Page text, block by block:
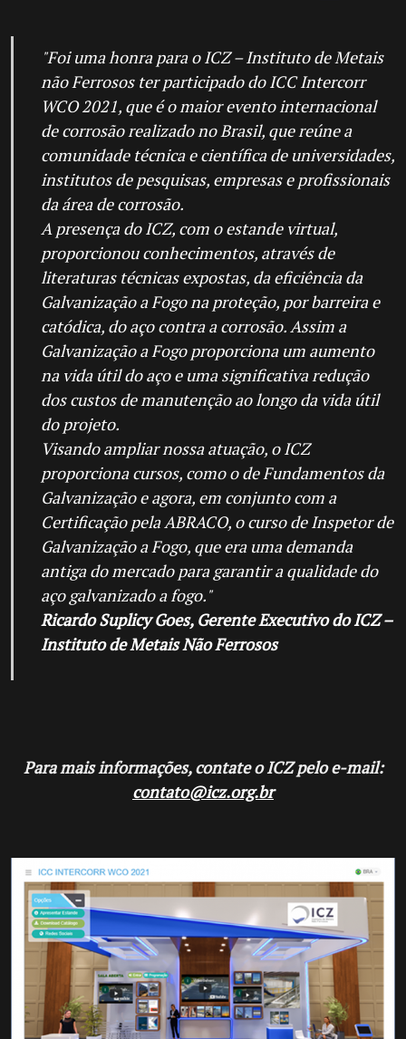
"Foi uma honra para o ICZ – Instituto de Metais
não Ferrosos ter participado do ICC Intercorr
WCO 2021, que é o maior evento internacional
de corrosão realizado no Brasil, que reúne a
comunidade técnica e científica de universidades,
institutos de pesquisas, empresas e profissionais
da área de corrosão.
A presença do ICZ, com o estande virtual,
proporcionou conhecimentos, através de
literaturas técnicas expostas, da eficiência da
Galvanização a Fogo na proteção, por barreira e
catódica, do aço contra a corrosão. Assim a
Galvanização a Fogo proporciona um aumento
na vida útil do aço e uma significativa redução
dos custos de manutenção ao longo da vida útil
do projeto.
Visando ampliar nossa atuação, o ICZ
proporciona cursos, como o de Fundamentos da
Galvanização e agora, em conjunto com a
Certificação pela ABRACO, o curso de Inspetor de
Galvanização a Fogo, que era uma demanda
antiga do mercado para garantir a qualidade do
aço galvanizado a fogo."
Ricardo Suplicy Goes, Gerente Executivo do ICZ –
Instituto de Metais Não Ferrosos
Para mais informações, contate o ICZ pelo e-mail:
contato@icz.org.br